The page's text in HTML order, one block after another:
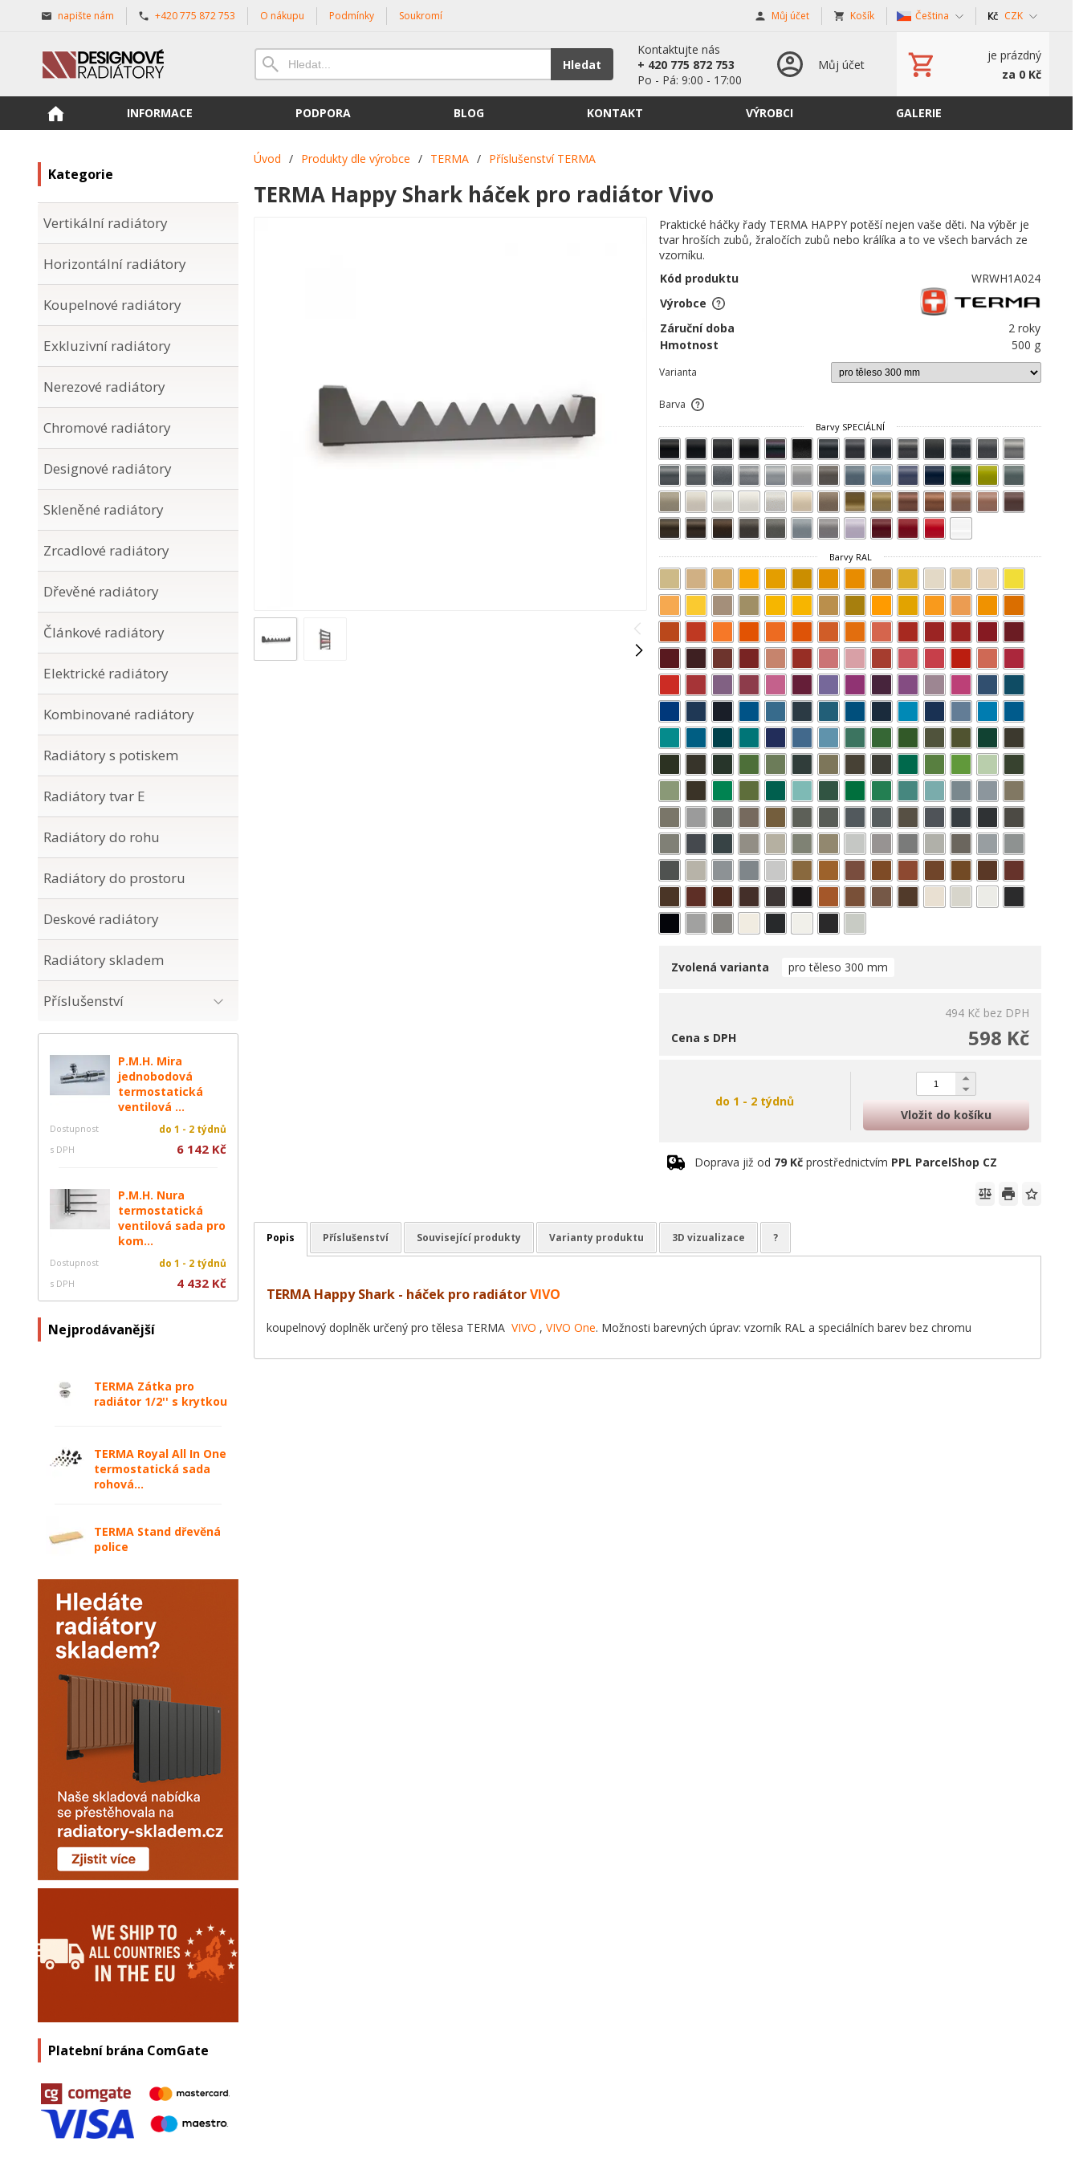
napište nám +420 775 872 753 O nákupu Podmínky Soukromí Můj účet Košík Čeština CZK
Hledat
Kontaktujte nás
+ 420 775 872 753
Po - Pá: 9:00 - 17:00
Můj účet
je prázdný
za 0 Kč
INFORMACE PODPORA BLOG KONTAKT VÝROBCI GALERIE
Kategorie
Vertikální radiátory
Horizontální radiátory
Koupelnové radiátory
Exkluzivní radiátory
Nerezové radiátory
Chromové radiátory
Designové radiátory
Skleněné radiátory
Zrcadlové radiátory
Dřevěné radiátory
Článkové radiátory
Elektrické radiátory
Kombinované radiátory
Radiátory s potiskem
Radiátory tvar E
Radiátory do rohu
Radiátory do prostoru
Deskové radiátory
Radiátory skladem
Příslušenství
P.M.H. Mira
jednobodová
termostatická
ventilová ...
Dostupnost do 1 - 2 týdnů
s DPH 6 142 Kč
P.M.H. Nura
termostatická
ventilová sada pro
kom...
Dostupnost do 1 - 2 týdnů
s DPH 4 432 Kč
Nejprodávanější
TERMA Zátka pro
radiátor 1/2'' s krytkou
TERMA Royal All In One
termostatická sada
rohová...
TERMA Stand dřevěná
police
Platební brána ComGate
Úvod / Produkty dle výrobce / TERMA / Příslušenství TERMA
TERMA Happy Shark háček pro radiátor Vivo
Praktické háčky řady TERMA HAPPY potěší nejen vaše děti. Na výběr je
tvar hroších zubů, žraločích zubů nebo králíka a to ve všech barvách ze
vzorníku.
Kód produktu
WRWH1A024
Výrobce
Záruční doba
2 roky
Hmotnost
500 g
Varianta
Barva
Barvy SPECIÁLNÍ
Barvy RAL
Zvolená varianta pro těleso 300 mm
494 Kč bez DPH
598 Kč
Cena s DPH
do 1 - 2 týdnů
Vložit do košíku
Doprava již od 79 Kč prostřednictvím PPL ParcelShop CZ
Popis Příslušenství Související produkty Varianty produktu 3D vizualizace ?
TERMA Happy Shark - háček pro radiátorVIVO
koupelnový doplněk určený pro tělesa TERMA VIVO , VIVO One. Možnosti barevných úprav: vzorník RAL a speciálních barev bez chromu